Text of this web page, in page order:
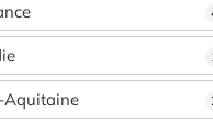
Aquitaine